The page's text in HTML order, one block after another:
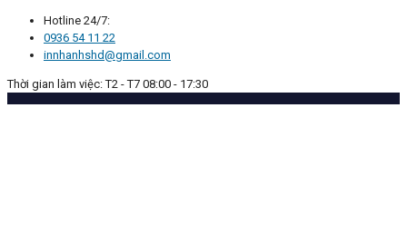
Hotline 24/7:
0936 54 11 22
innhanhshd@gmail.com
Thời gian làm việc: T2 - T7 08:00 - 17:30